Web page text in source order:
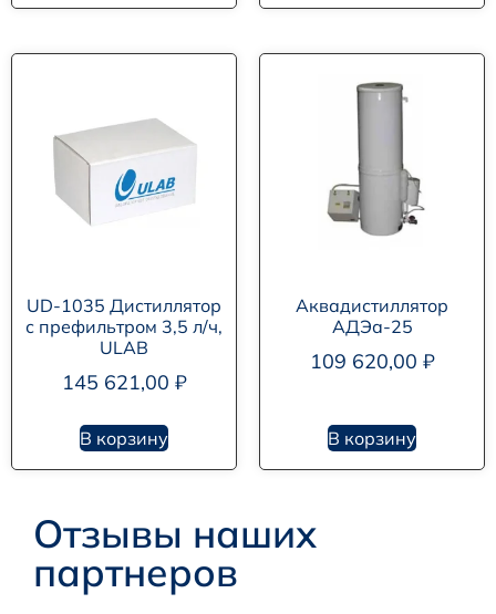
UD-1035 Дистиллятор
с префильтром 3,5 л/ч,
ULAB
145 621,00 ₽
В корзину
Аквадистиллятор
АДЭа-25
109 620,00 ₽
В корзину
Отзывы наших
партнеров